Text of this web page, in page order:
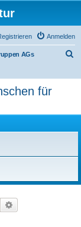
Anmelden
AGs
für
Suche